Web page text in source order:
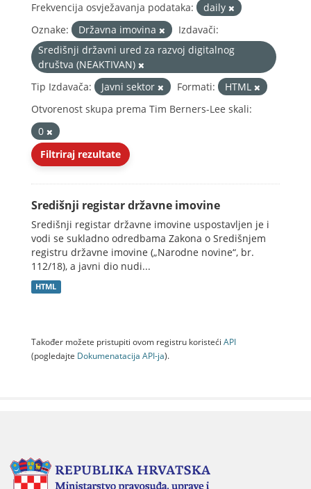
Frekvencija osvježavanja podataka:
daily
Oznake:
Državna imovina
Izdavači:
Središnji državni ured za razvoj digitalnog
društva (NEAKTIVAN)
Tip Izdavača:
Javni sektor Formati:
HTML
Otvorenost skupa prema Tim Berners-Lee skali:
0
Filtriraj rezultate
Središnji registar državne imovine
Središnji registar državne imovine uspostavljen je i
vodi se sukladno odredbama Zakona o Središnjem
registru državne imovine („Narodne novine“, br.
112/18), a javni dio nudi...
HTML
Također možete pristupiti ovom registru koristeći API
(pogledajte Dokumenаtаcijа API-jа).